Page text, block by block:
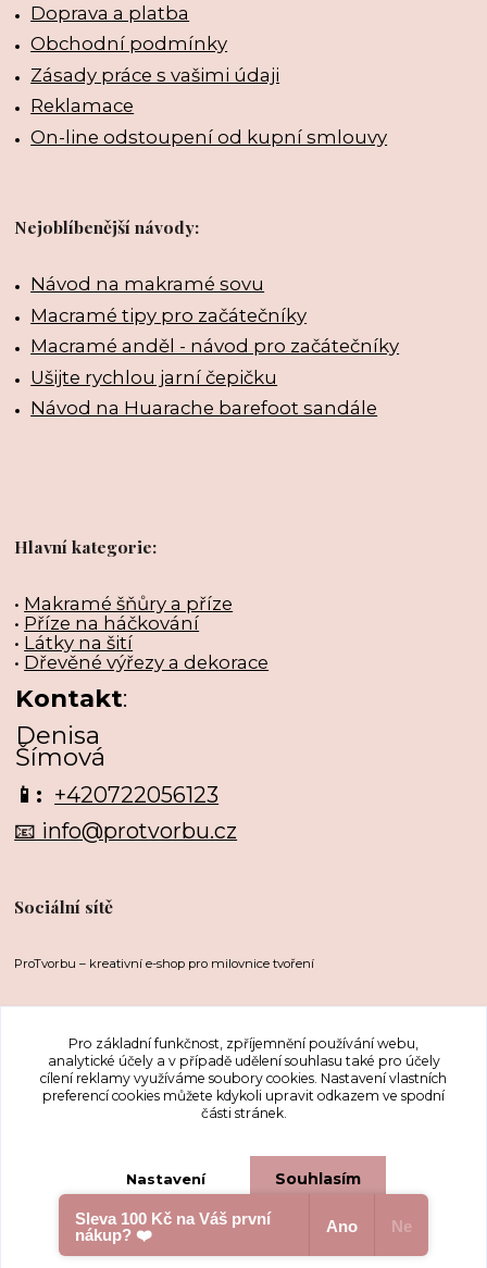
Doprava a platba
Obchodní podmínky
Zásady práce s vašimi údaji
Reklamace
On-line odstoupení od kupní smlouvy
Nejoblíbenější návody:
Návod na makramé sovu
Macramé tipy pro začátečníky
Macramé anděl - návod pro začátečníky
Ušijte rychlou jarní čepičku
Návod na Huarache barefoot sandále
Hlavní kategorie:
• Makramé šňůry a příze
• Příze na háčkování
• Látky na šití
• Dřevěné výřezy a dekorace
Kontakt:
Denisa
Šímová
📱: +420722056123
📧 info@protvorbu.cz
Sociální sítě
ProTvorbu – kreativní e-shop pro milovnice tvoření
Upravit sběr cookies.
...protože nás to baví
Vytvořeno na
Pro základní funkčnost, zpříjemnění používání webu,
analytické účely a v případě udělení souhlasu také pro účely
cílení reklamy využíváme soubory cookies. Nastavení vlastních
preferencí cookies můžete kdykoli upravit odkazem ve spodní
části stránek.
Nastavení Souhlasím
Souhlas můžete odmítnout
Sleva 100 Kč na Váš první
nákup? ❤️
Ano Ne